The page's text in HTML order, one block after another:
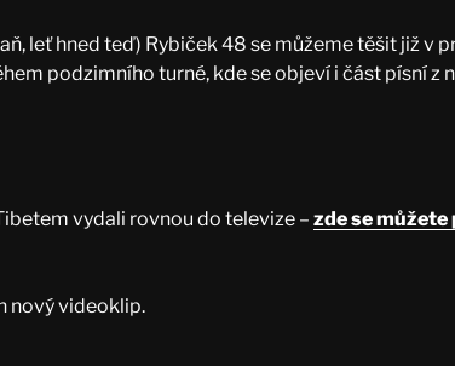
leť hned teď) Rybiček 48 se můžeme těšit již v
podzimního turné, kde se objeví i část písní z
vydali rovnou do televize – zde se můžete
nový videoklip.